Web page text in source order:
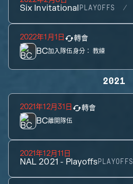
Six Invitational PLAYOFFS
2022年1月1日 轉會
BC加入隊伍身分： 教練
2021
2021年12月31日 轉會
BC離開隊伍
2021年12月11日
NAL 2021 - PlayoffsPLAYOFFS